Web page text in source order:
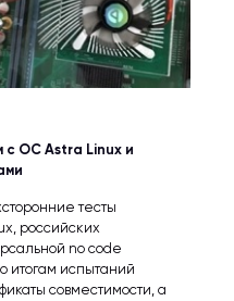
с ОС Astra Linux и
тесты
российских
no code
итогам испытаний
совместимости, а